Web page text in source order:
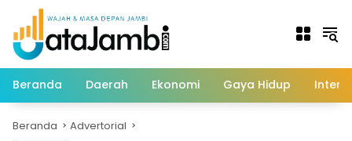
Langsung
konten
Beranda Daerah Ekonomi Gaya Hidup
Beranda Advertorial